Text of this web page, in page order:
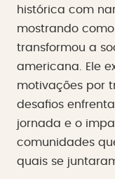
histórica com
mostrando
transformou a
americana. Ele
motivações por
desafios
jornada e o
comunidades
quais se